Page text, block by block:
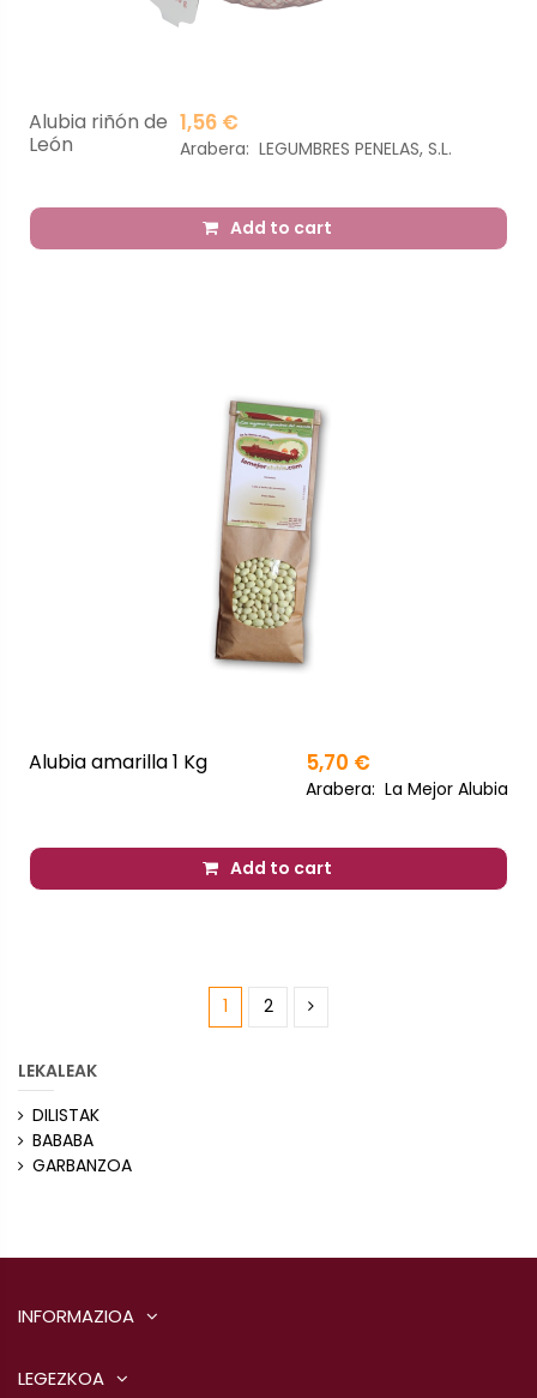
Alubia riñón de
León
1,56 €
Arabera: LEGUMBRES PENELAS, S.L.
Add to cart
Alubia amarilla 1 Kg 5,70 €
Arabera: La Mejor Alubia
Add to cart
1 2
LEKALEAK
DILISTAK
BABABA
GARBANZOA
INFORMAZIOA
LEGEZKOA